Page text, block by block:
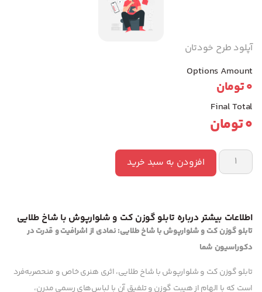
آپلود طرح خودتان
Options Amount
0تومان
Final Total
0تومان
افزودن به سبد خرید
اطلاعات بیشتر درباره تابلو گوزن کت و شلوارپوش با شاخ طلایی
تابلو گوزن کت و شلوارپوش با شاخ طلایی: نمادی از اشرافیت و قدرت در
دکوراسیون شما
تابلو گوزن کت و شلوارپوش با شاخ طلایی، اثری هنری خاص و منحصربه‌فرد
است که با الهام از هیبت گوزن و تلفیق آن با لباس‌های رسمی مدرن،